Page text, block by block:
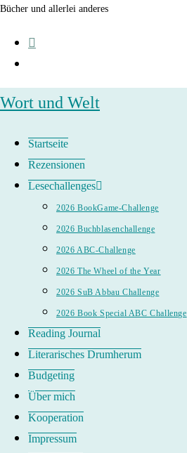
Zum
springen
Bücher und allerlei anderes
Wort und Welt
Startseite
Rezensionen
Lesechallenges
2026 BookGame-Challenge
2026 Buchblasenchallenge
2026 ABC-Challenge
2026 The Wheel of the Year
2026 SuB Abbau Challenge
2026 Book Special ABC Challenge
Reading Journal
Literarisches Drumherum
Budgeting
Über mich
Kooperation
Impressum